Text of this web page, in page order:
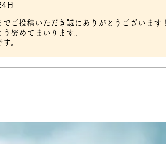
日
ご投稿いただき誠にありがとうございます！
努めてまいります。
。